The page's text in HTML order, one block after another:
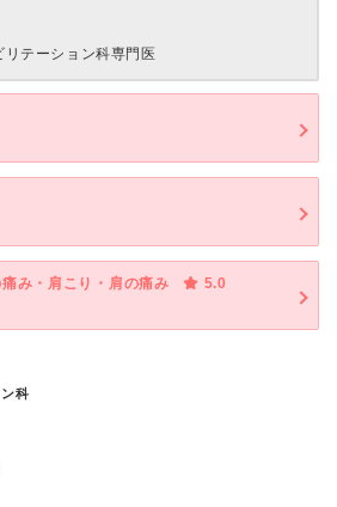
リテーション科専門医
み・肩こり・肩の痛み
5.0
科